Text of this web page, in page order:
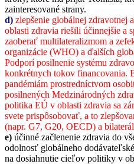
zainteresované strany.
d) zlepšenie globálnej zdravotnej
oblasti zdravia riešili účinnejšie a
zaoberať multilateralizmom a
organizácie (WHO) a ďalších
Podporí posilnenie systému
konkrétnych tokov financovania.
pandémiám prostredníctvom
posilnených Medzinárodných
politika EÚ v oblasti zdravia sa
svete prispôsobovať, a to
(napr. G7, G20, OECD) a
e) účinné začlenenie zdravia do
odolnosť globálneho
na dosiahnutie cieľov politiky v